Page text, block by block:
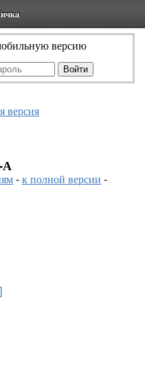
версию
версия
А
-к полной версии -